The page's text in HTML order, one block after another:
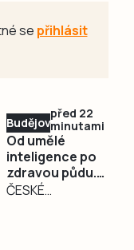
se přihlásit
Budějovicko
před 22
minutami
Od umělé
inteligence po
zdravou půdu.
Země živitelka
ČESKÉ